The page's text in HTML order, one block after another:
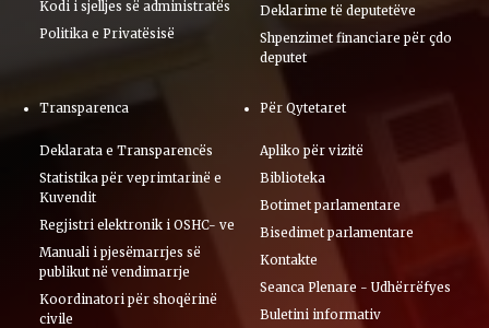
Kodi i sjelljes së administratës
Politika e Privatësisë
Deklarime të deputetëve
Shpenzimet financiare për çdo
deputet
Transparenca
Deklarata e Transparencës
Statistika për veprimtarinë e
Kuvendit
Regjistri elektronik i OSHC- ve
Manuali i pjesëmarrjes së
publikut në vendimarrje
Koordinatori për shoqërinë
civile
Për Qytetaret
Apliko për vizitë
Biblioteka
Botimet parlamentare
Bisedimet parlamentare
Kontakte
Seanca Plenare - Udhërrëfyes
Buletini informativ